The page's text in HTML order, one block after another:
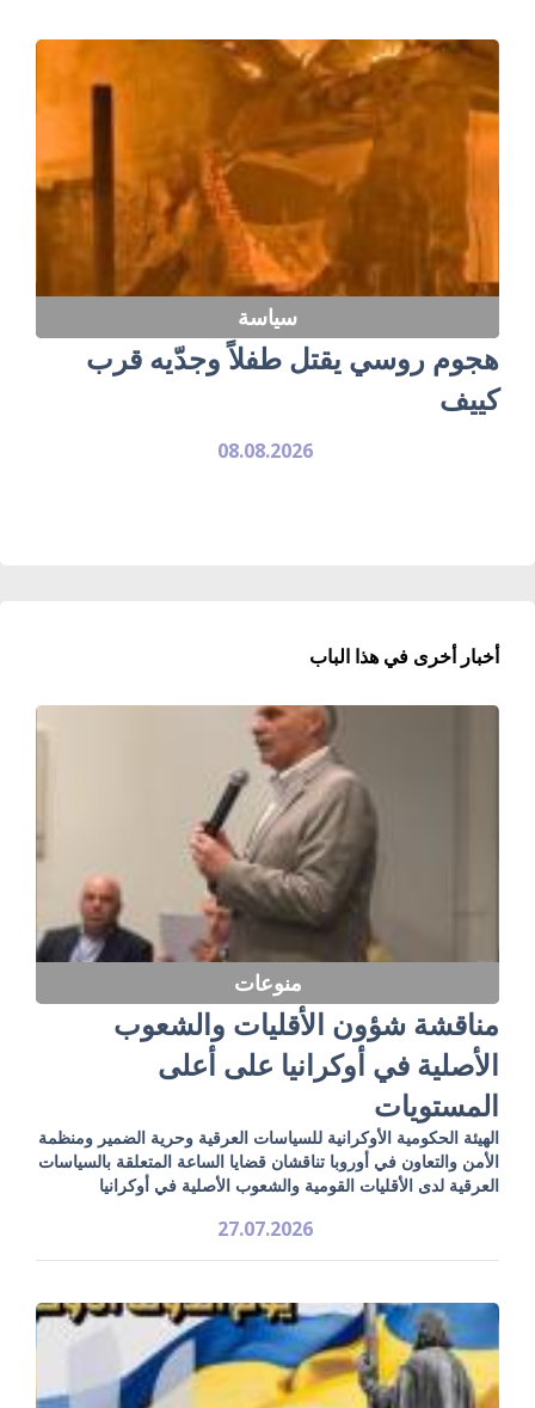
سياسة
هجوم روسي يقتل طفلاً وجدّيه قرب
كييف
08.08.2026
أخبار أخرى في هذا الباب
منوعات
مناقشة شؤون الأقليات والشعوب
الأصلية في أوكرانيا على أعلى
المستويات
الهيئة الحكومية الأوكرانية للسياسات العرقية وحرية الضمير ومنظمة
الأمن والتعاون في أوروبا تناقشان قضايا الساعة المتعلقة بالسياسات
العرقية لدى الأقليات القومية والشعوب الأصلية في أوكرانيا
27.07.2026